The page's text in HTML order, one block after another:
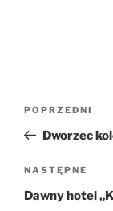
Poprzedni
wpis
POPRZEDNI
Dworzec
Następny
wpis
NASTĘPNE
Dawny hotel